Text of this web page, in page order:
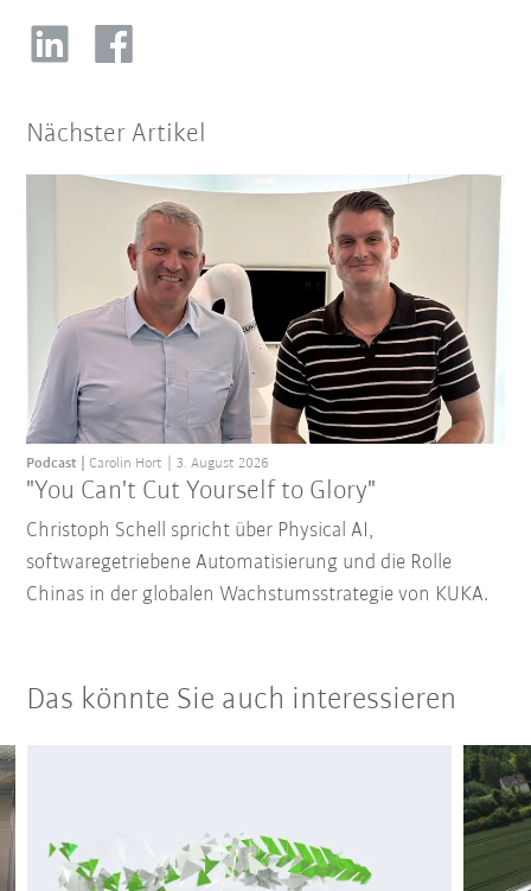
Nächster Artikel
"You Can't Cut Yourself to Glory"
Podcast Carolin Hort 3. August 2026
Christoph Schell spricht über Physical AI,
softwaregetriebene Automatisierung und die Rolle
Chinas in der globalen Wachstumsstrategie von KUKA.
Das könnte Sie auch interessieren